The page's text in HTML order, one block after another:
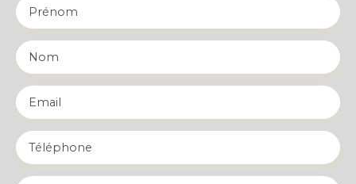
Prénom
Nom
Email
Téléphone